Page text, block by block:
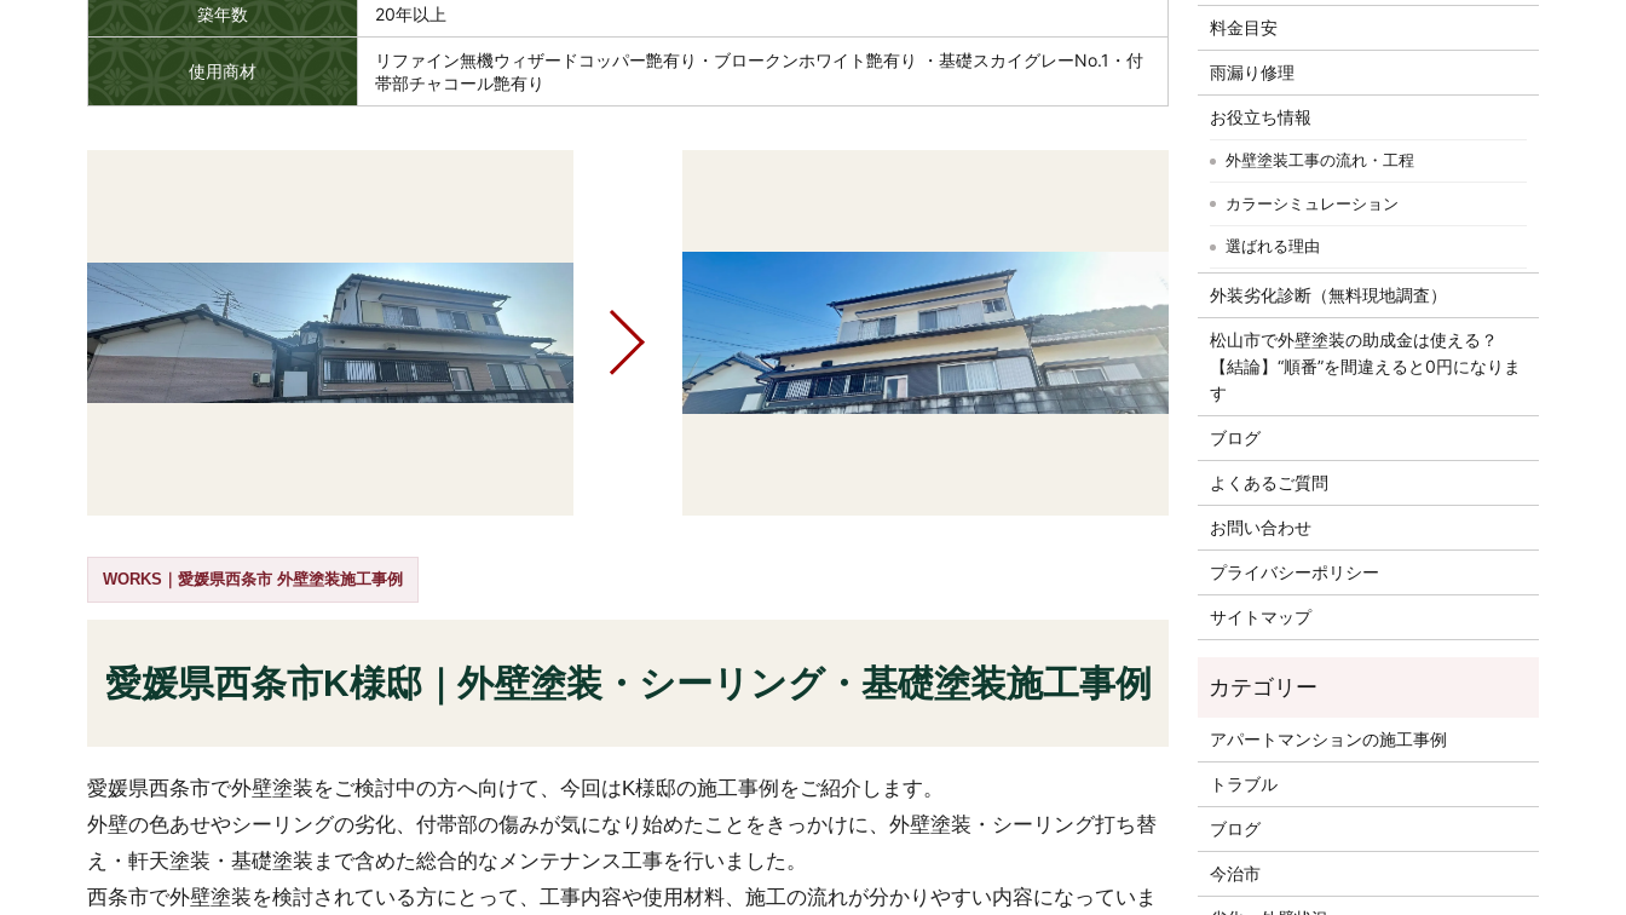
築年数 20年以上
使用商材
リファイン無機ウィザードコッパー艶有り・ブロークンホワイト艶有り ・基礎スカイグレーNo.1・付
帯部チャコール艶有り
WORKS｜愛媛県西条市 外壁塗装施工事例
愛媛県西条市K様邸｜外壁塗装・シーリング・基礎塗装施工事例
愛媛県西条市で外壁塗装をご検討中の方へ向けて、今回はK様邸の施工事例をご紹介します。
外壁の色あせやシーリングの劣化、付帯部の傷みが気になり始めたことをきっかけに、外壁塗装・シーリング打ち替
え・軒天塗装・基礎塗装まで含めた総合的なメンテナンス工事を行いました。
西条市で外壁塗装を検討されている方にとって、工事内容や使用材料、施工の流れが分かりやすい内容になっていま
料金目安
雨漏り修理
お役立ち情報
外壁塗装工事の流れ・工程
カラーシミュレーション
選ばれる理由
外装劣化診断（無料現地調査）
松山市で外壁塗装の助成金は使える？
【結論】“順番”を間違えると0円になりま
す
ブログ
よくあるご質問
お問い合わせ
プライバシーポリシー
サイトマップ
アパートマンションの施工事例
トラブル
ブログ
今治市